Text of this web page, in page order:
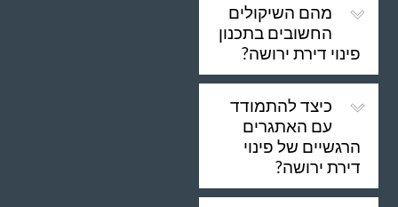
מהם השיקולים
החשובים בתכנון
פינוי דירת ירושה?
כיצד להתמודד
עם האתגרים
הרגשיים של פינוי
דירת ירושה?